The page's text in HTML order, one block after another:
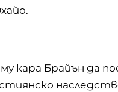
кара Брайън да